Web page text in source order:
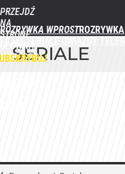
PRZEJDŹ
NA
STRONĘ
GŁÓWNĄ
WPROST.PL
ROZRYWKA WPROST
SERIALE